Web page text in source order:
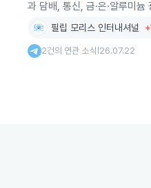
과 담배, 통신, 금·은·알루미늄
필립 모리스 인터내셔널
2건의 연관 소식 26.07.22